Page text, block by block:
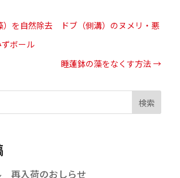
）を自然除去 ドブ（側溝）のヌメリ・悪
ボール
睡蓮鉢の藻をなくす方法 →
検索
再入荷のおしらせ